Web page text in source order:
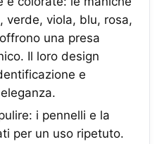
verde, viola, blu, rosa,
una presa
Il loro design
e
i pennelli e la
per un uso ripetuto.